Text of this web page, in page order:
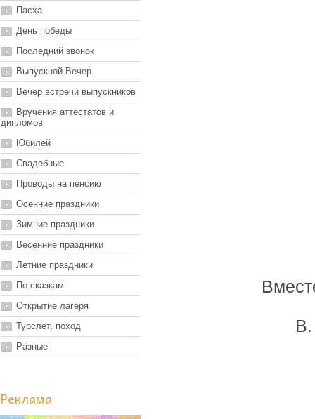
Пасха
День победы
Последний звонок
Выпускной Вечер
Вечер встречи выпускников
Вручения аттестатов и
дипломов
Юбилей
Свадебные
Проводы на пенсию
Осенние праздники
Зимние праздники
Весенние праздники
Летние праздники
По сказкам
Открытие лагеря
Турслет, поход
Разные
Реклама